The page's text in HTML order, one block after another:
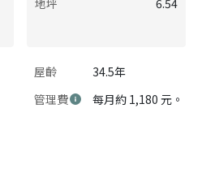
地坪
6.54
屋齡
34.5年
管理費
每月約 1,180 元。